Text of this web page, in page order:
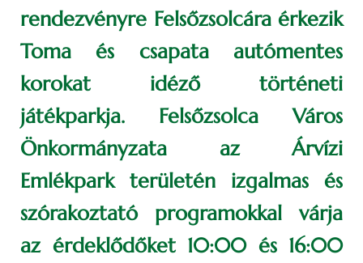
rendezvényre Felsőzsolcára érkezik
Toma és csapata autómentes
korokat idéző történeti
játékparkja. Felsőzsolca Város
Önkormányzata az Árvízi
Emlékpark területén izgalmas és
szórakoztató programokkal várja
az érdeklődőket 10:00 és 16:00